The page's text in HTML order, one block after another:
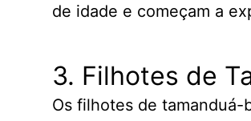
de idade e começam a
3. Filhotes de
Os filhotes de